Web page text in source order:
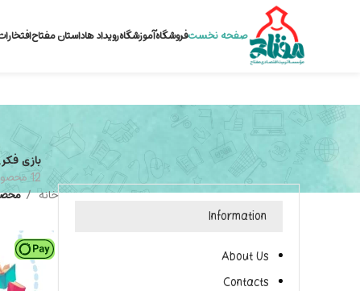
صفحه نخستفروشگاهآموزشگاهرویداد هاداستان مفتاح
بازی
12 محصول
Information
About Us
Contacts
خانه